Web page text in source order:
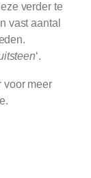
verder te
vast aantal
‘.
voor meer